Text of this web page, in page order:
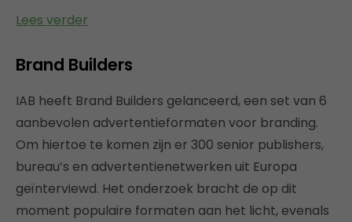
Lees verder
Brand Builders
IAB heeft Brand Builders gelanceerd, een set van 6
aanbevolen advertentieformaten voor branding.
Om hiertoe te komen zijn er 300 senior publishers,
bureau’s en advertentienetwerken uit Europa
geïnterviewd. Het onderzoek bracht de op dit
moment populaire formaten aan het licht, evenals